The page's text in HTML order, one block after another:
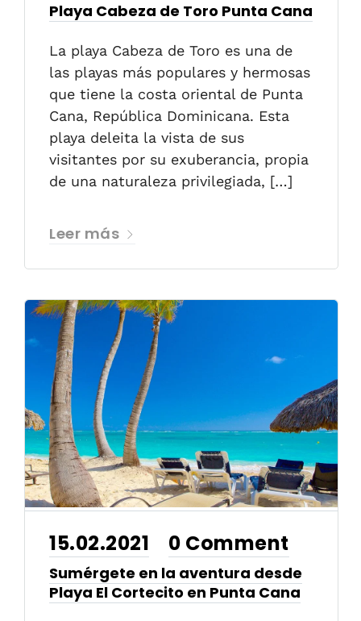
Playa Cabeza de Toro Punta Cana
La playa Cabeza de Toro es una de
las playas más populares y hermosas
que tiene la costa oriental de Punta
Cana, República Dominicana. Esta
playa deleita la vista de sus
visitantes por su exuberancia, propia
de una naturaleza privilegiada, […]
Leer más
15.02.2021 0 Comment
Sumérgete en la aventura desde
Playa El Cortecito en Punta Cana